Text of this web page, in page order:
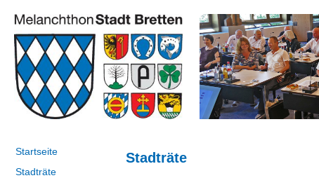
Startseite
Stadträte
Stadträte